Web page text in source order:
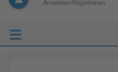
Anmelden/Registrieren